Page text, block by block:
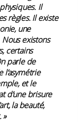
Il
règles. Il existe
une
Nous existons
certains
parle de
l’asymétrie
et le
d’une brisure
la beauté,
»